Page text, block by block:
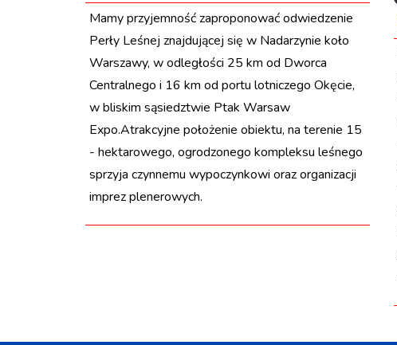
Mamy przyjemność zaproponować odwiedzenie
Perły Leśnej znajdującej się w Nadarzynie koło
Warszawy, w odległości 25 km od Dworca
Centralnego i 16 km od portu lotniczego Okęcie,
w bliskim sąsiedztwie Ptak Warsaw
Expo.Atrakcyjne położenie obiektu, na terenie 15
- hektarowego, ogrodzonego kompleksu leśnego
sprzyja czynnemu wypoczynkowi oraz organizacji
imprez plenerowych.